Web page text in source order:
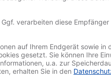
ORNAMENTE HINZUFÜGEN
PROJEKT SPEICHERN UND LADEN